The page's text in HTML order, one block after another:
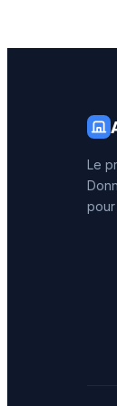
Le
pour